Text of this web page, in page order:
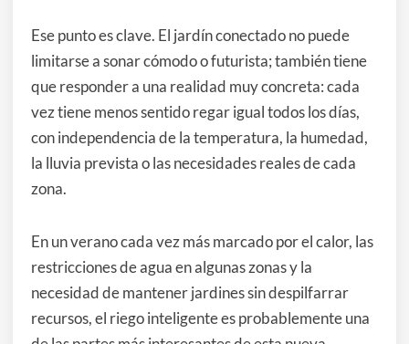
Ese punto es clave. El jardín conectado no puede
limitarse a sonar cómodo o futurista; también tiene
que responder a una realidad muy concreta: cada
vez tiene menos sentido regar igual todos los días,
con independencia de la temperatura, la humedad,
la lluvia prevista o las necesidades reales de cada
zona.
En un verano cada vez más marcado por el calor, las
restricciones de agua en algunas zonas y la
necesidad de mantener jardines sin despilfarrar
recursos, el riego inteligente es probablemente una